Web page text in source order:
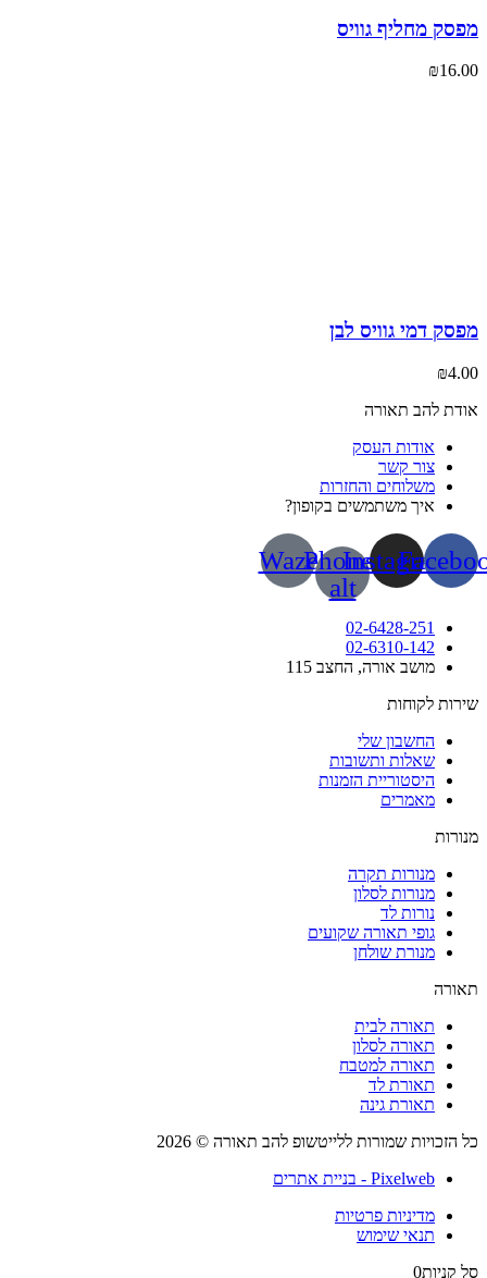
מחליף גוויס
₪
דמי גוויס לבן
₪
להב תאורה
אודות העסק
צור קשר
משלוחים והחזרות
איך משתמשים בקופון?
Instagram
Phone-
alt
Waze
02-6428-251
02-6310-142
מושב אורה, החצב 115
לקוחות
החשבון שלי
שאלות ותשובות
היסטוריית הזמנות
מאמרים
מנורות תקרה
מנורות לסלון
נורות לד
גופי תאורה שקועים
מנורת שולחן
תאורה לבית
תאורה לסלון
תאורה למטבח
תאורת לד
תאורת גינה
שמורות ללייטשופ להב תאורה © 2026
Pixelweb - בניית אתרים
מדיניות פרטיות
תנאי שימוש
0